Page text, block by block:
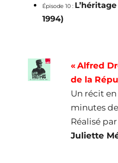
Épisode 10 :
1994)
« Alfred
de la
Un récit
minutes de
Réalisé par
Juliette